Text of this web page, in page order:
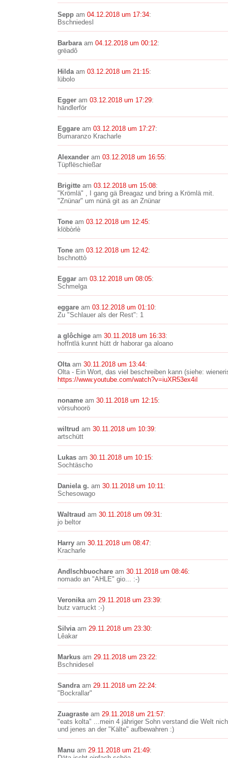
Sepp am 04.12.2018 um 17:34:
Bschniedesl
Barbaraam 04.12.2018 um 00:12:
grëadô
Hildaam 03.12.2018 um 21:15:
lübolo
Egger am 03.12.2018 um 17:29:
händlerför
Eggare am 03.12.2018 um 17:27:
Bumaranzo Kracharle
Alexander am 03.12.2018 um 16:55:
Tüpflëschießar
Brigitte am 03.12.2018 um 15:08:
"Krömlä" , I gang gä Breagaz und bring a Krömlä mit.
"Znünar" um nünä git as an Znünar
Tone am 03.12.2018 um 12:45:
klöbòrlè
Tone am 03.12.2018 um 12:42:
bschnottò
Eggar am 03.12.2018 um 08:05:
Schmelga
eggare am 03.12.2018 um 01:10:
Zu "Schlauer als der Rest": 1
a glôchige am 30.11.2018 um 16:33:
hoffntlä kunnt hütt dr haborar ga aloano
Oltaam 30.11.2018 um 13:44:
Olta - Ein Wort, das viel beschreiben kann (siehe:
https://www.youtube.com/watch?v=iuXR53ex4iI
noname am 30.11.2018 um 12:15:
vörsuhoorö
wiltrud am 30.11.2018 um 10:39:
artschütt
Lukas am 30.11.2018 um 10:15:
Sochtäscho
Daniela g. am 30.11.2018 um 10:11:
Schesowago
Waltraud am 30.11.2018 um 09:31:
jo beltor
Harry am 30.11.2018 um 08:47:
Kracharle
Andlschbuochare am 30.11.2018 um 08:46:
nomado an "AHLE" gio... :-)
Veronikaam 29.11.2018 um 23:39:
butz varruckt :-)
Silviaam 29.11.2018 um 23:30:
Lêakar
Markus am 29.11.2018 um 23:22:
Bschnidesel
Sandraam 29.11.2018 um 22:24:
"Bockrallar"
Zuagraste am 29.11.2018 um 21:57:
"eats kolta" ...mein 4 jähriger Sohn verstand die Welt
und jenes an der "Kälte" aufbewahren :)
Manu am 29.11.2018 um 21:49: